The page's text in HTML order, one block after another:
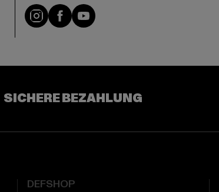
Instagram
FacebookYouTube
SICHERE BEZAHLUNG
DEFSHOP